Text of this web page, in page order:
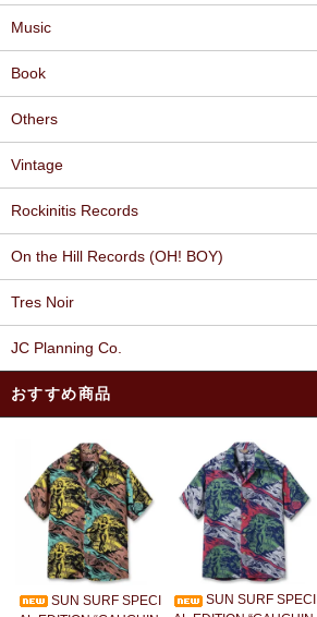
Music
Book
Others
Vintage
Rockinitis Records
On the Hill Records (OH! BOY)
Tres Noir
JC Planning Co.
おすすめ商品
SUN SURF SPECI
SUN SURF SPECI